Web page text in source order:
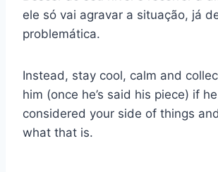
ele só vai agravar a situação, já
problemática.
Instead, stay cool, calm and
him (once he’s said his piece) if
considered your side of things
what that is.